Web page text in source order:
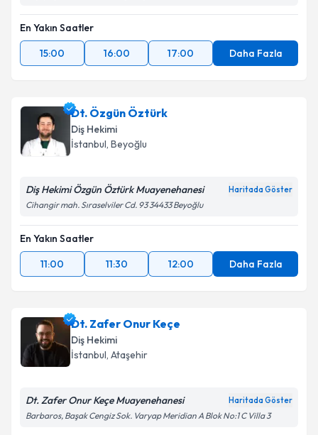
En Yakın Saatler
15:00
16:00 17:00 Daha Fazla
Dt. Özgün Öztürk
Diş Hekimi
İstanbul, Beyoğlu
Diş Hekimi Özgün Öztürk Muayenehanesi Haritada Göster
Cihangir mah. Sıraselviler Cd. 93 34433 Beyoğlu
En Yakın Saatler
11:00
11:30 12:00 Daha Fazla
Dt. Zafer Onur Keçe
Diş Hekimi
İstanbul, Ataşehir
Dt. Zafer Onur Keçe Muayenehanesi Haritada Göster
Barbaros, Başak Cengiz Sok. Varyap Meridian A Blok No:1 C Villa 3